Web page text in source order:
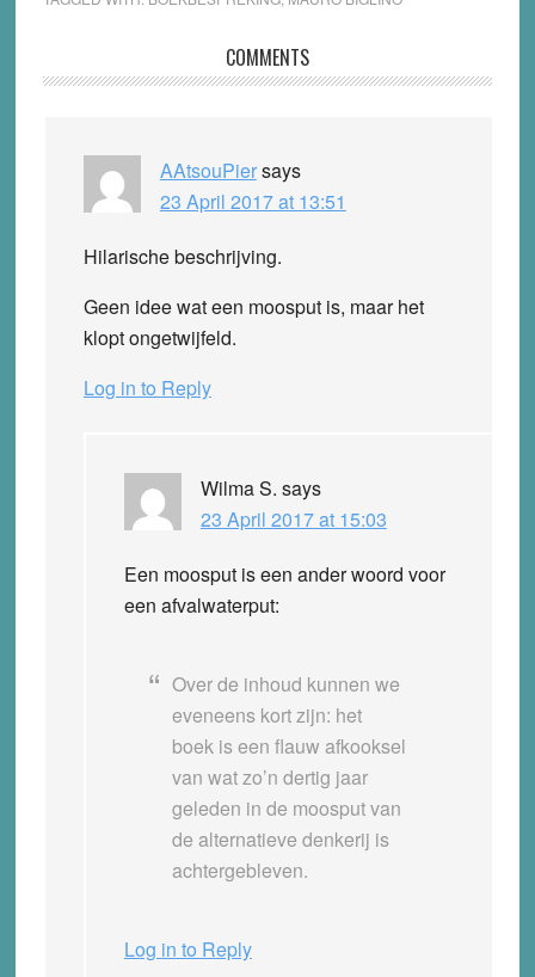
Interactions
COMMENTS
AAtsouPiersays
23 April 2017 at 13:51
Hilarische beschrijving.
Geen idee wat een moosput is, maar het
klopt ongetwijfeld.
Log in to Reply
Wilma S. says
23 April 2017 at 15:03
Een moosput is een ander woord voor
een afvalwaterput:
Over de inhoud kunnen we
eveneens kort zijn: het
boek is een flauw afkooksel
van wat zo’n dertig jaar
geleden in de moosput van
de alternatieve denkerij is
achtergebleven.
Log in to Reply